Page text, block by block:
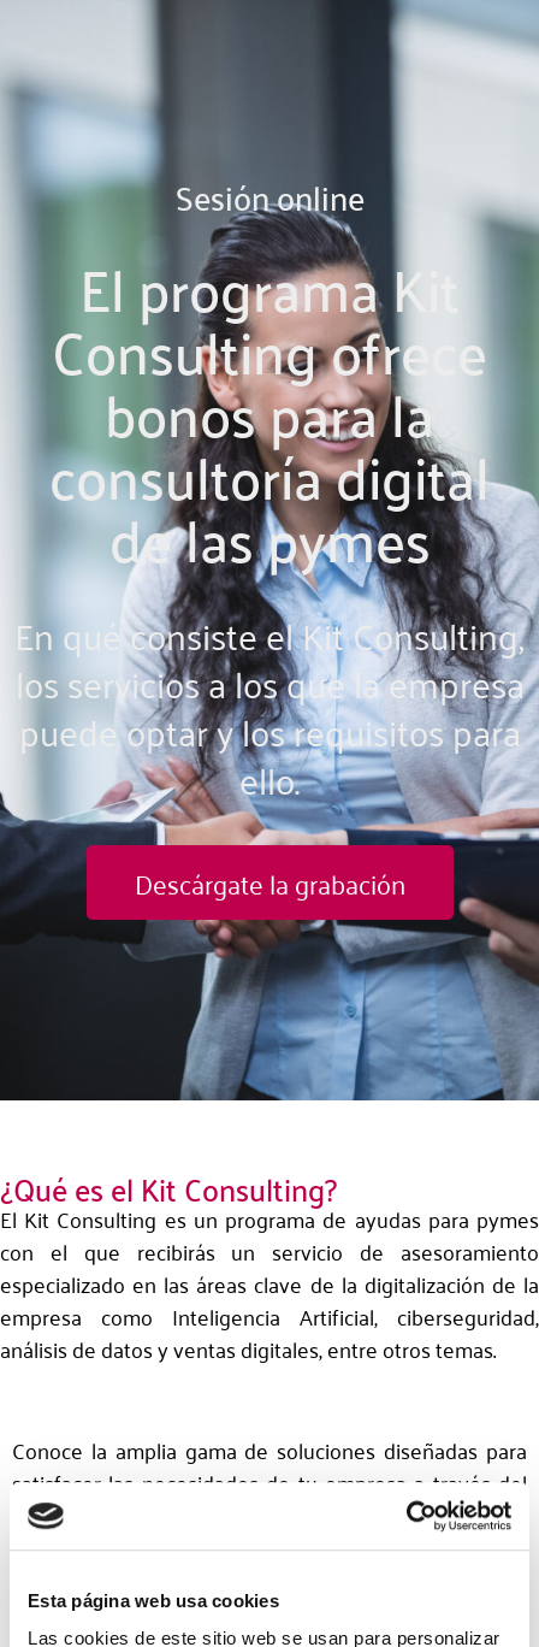
Esta página web usa cookies
Las cookies de este sitio web se usan para personalizar
Sesión online
El programa Kit
Consulting ofrece
bonos para la
consultoría digital
de las pymes
En qué consiste el Kit Consulting,
los servicios a los que la empresa
puede optar y los requisitos para
ello.
Descárgate la grabación
¿Qué es el Kit Consulting?
El Kit Consulting es un programa de ayudas para pymes
con el que recibirás un servicio de asesoramiento
especializado en las áreas clave de la digitalización de la
empresa como Inteligencia Artificial, ciberseguridad,
análisis de datos y ventas digitales, entre otros temas.
Conoce la amplia gama de soluciones diseñadas para
satisfacer las necesidades de tu empresa a través del
Kit Consulting. Descubre cómo podemos ayudarte a
alcanzar tus objetivos y hacer crecer tu pyme.
Índice de la sesión